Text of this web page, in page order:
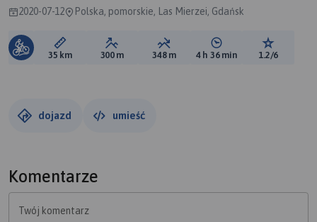
2020-07-12 Polska, pomorskie, Las Mierzei, Gdańsk
Długość trasy:
35 km Suma przewyższeń:
300 m Suma spadków:
348 m Średni czas potrzebny
4 h 36 min Ocena
1.2/6
dojazd umieść
Komentarze
Twój komentarz